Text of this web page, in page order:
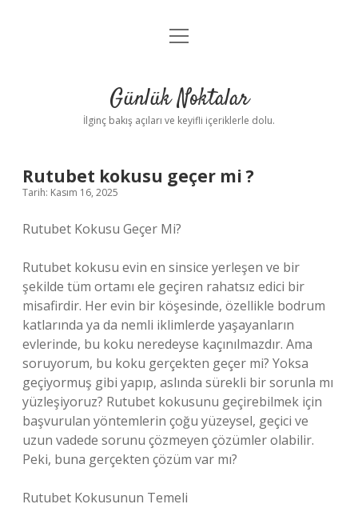
Anasayfa
Yasal Uyarı
menüyü
Günlük Noktalar
İlginç bakış açıları ve keyifli içeriklerle dolu.
Rutubet kokusu geçer mi ?
Tarih: Kasım 16, 2025
Rutubet Kokusu Geçer Mi?
Rutubet kokusu evin en sinsice yerleşen ve bir
şekilde tüm ortamı ele geçiren rahatsız edici bir
misafirdir. Her evin bir köşesinde, özellikle bodrum
katlarında ya da nemli iklimlerde yaşayanların
evlerinde, bu koku neredeyse kaçınılmazdır. Ama
soruyorum, bu koku gerçekten geçer mi? Yoksa
geçiyormuş gibi yapıp, aslında sürekli bir sorunla mı
yüzleşiyoruz? Rutubet kokusunu geçirebilmek için
başvurulan yöntemlerin çoğu yüzeysel, geçici ve
uzun vadede sorunu çözmeyen çözümler olabilir.
Peki, buna gerçekten çözüm var mı?
Rutubet Kokusunun Temeli